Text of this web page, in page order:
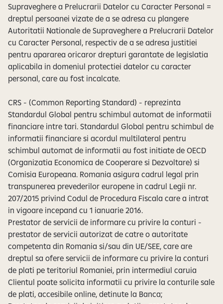
Supraveghere a Prelucrarii Datelor cu Caracter Personal =
dreptul persoanei vizate de a se adresa cu plangere
Autoritatii Nationale de Supraveghere a Prelucrarii Datelor
cu Caracter Personal, respectiv de a se adresa justitiei
pentru apararea oricaror drepturi garantate de legislatia
aplicabila in domeniul protectiei datelor cu caracter
personal, care au fost incalcate.
CRS - (Common Reporting Standard) - reprezinta
Standardul Global pentru schimbul automat de informatii
financiare intre tari. Standardul Global pentru schimbul de
informatii financiare si acordul multilateral pentru
schimbul automat de informatii au fost initiate de OECD
(Organizatia Economica de Cooperare si Dezvoltare) si
Comisia Europeana. Romania asigura cadrul legal prin
transpunerea prevederilor europene in cadrul Legii nr.
207/2015 privind Codul de Procedura Fiscala care a intrat
in vigoare incepand cu 1 ianuarie 2016.
Prestator de servicii de informare cu privire la conturi -
prestator de servicii autorizat de catre o autoritate
competenta din Romania si/sau din UE/SEE, care are
dreptul sa ofere servicii de informare cu privire la conturi
de plati pe teritoriul Romaniei, prin intermediul caruia
Clientul poate solicita informatii cu privire la conturile sale
de plati, accesibile online, detinute la Banca;